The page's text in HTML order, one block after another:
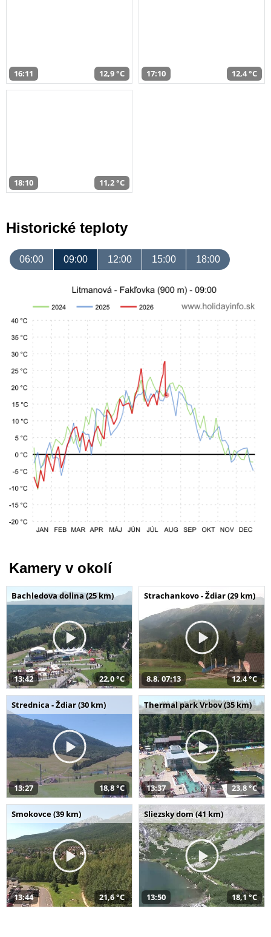
16:11 12,9 °C 17:10 12,4 °C
18:10 11,2 °C
Historické teploty
06:00 09:00 12:00 15:00 18:00
Kamery v okolí
Bachledova dolina (25 km)
13:42 22,0 °C
Strachankovo - Ždiar (29 km)
8.8. 07:13 12,4 °C
Strednica - Ždiar (30 km)
13:27 18,8 °C
Thermal park Vrbov (35 km)
13:37 23,8 °C
Smokovce (39 km)
13:44 21,6 °C
Sliezsky dom (41 km)
13:50 18,1 °C